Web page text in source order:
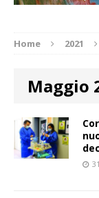
Home 2021
Maggio